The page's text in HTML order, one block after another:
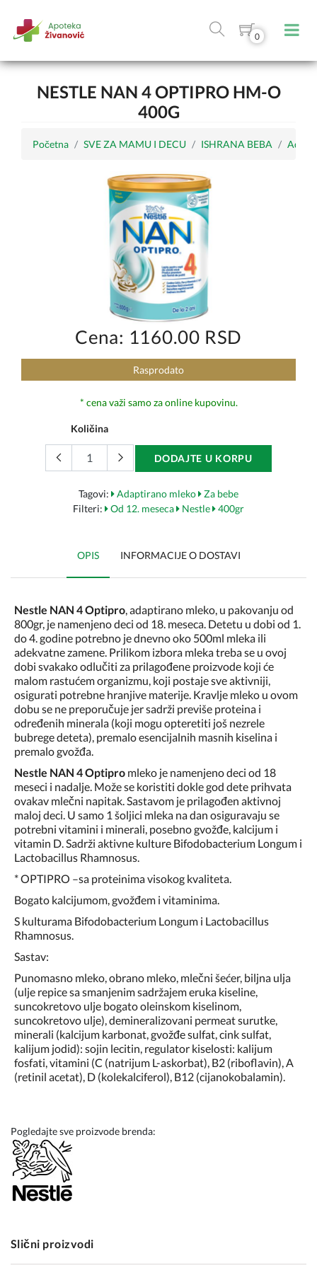
0
NESTLE NAN 4 OPTIPRO HM-O
400G
Početna SVE ZA MAMU I DECU ISHRANA BEBA
Cena: 1160.00 RSD
Rasprodato
* cena važi samo za online kupovinu.
Količina
DODAJTE U KORPU
Tagovi: Adaptirano mleko
Za bebe
Filteri:
Od 12. meseca Nestle 400gr
OPIS INFORMACIJE O DOSTAVI
Nestle NAN 4 Optipro, adaptirano mleko, u pakovanju od
800gr, je namenjeno deci od 18. meseca. Detetu u dobi od 1.
do 4. godine potrebno je dnevno oko 500ml mleka ili
adekvatne zamene. Prilikom izbora mleka treba se u ovoj
dobi svakako odlučiti za prilagođene proizvode koji će
malom rastućem organizmu, koji postaje sve aktivniji,
osigurati potrebne hranjive materije. Kravlje mleko u ovom
dobu se ne preporučuje jer sadrži previše proteina i
određenih minerala (koji mogu opteretiti još nezrele
bubrege deteta), premalo esencijalnih masnih kiselina i
premalo gvožđa.
Nestle NAN 4 Optipro mleko je namenjeno deci od 18
meseci i nadalje. Može se koristiti dokle god dete prihvata
ovakav mlečni napitak. Sastavom je prilagođen aktivnoj
maloj deci. U samo 1 šoljici mleka na dan osiguravaju se
potrebni vitamini i minerali, posebno gvožđe, kalcijum i
vitamin D. Sadrži aktivne kulture Bifodobacterium Longum i
Lactobacillus Rhamnosus.
* OPTIPRO –sa proteinima visokog kvaliteta.
Bogato kalcijumom, gvožđem i vitaminima.
S kulturama Bifodobacterium Longum i Lactobacillus
Rhamnosus.
Sastav:
Punomasno mleko, obrano mleko, mlečni šećer, biljna ulja
(ulje repice sa smanjenim sadržajem eruka kiseline,
suncokretovo ulje bogato oleinskom kiselinom,
suncokretovo ulje), demineralizovani permeat surutke,
minerali (kalcijum karbonat, gvožđe sulfat, cink sulfat,
kalijum jodid): sojin lecitin, regulator kiselosti: kalijum
fosfati, vitamini (C (natrijum L-askorbat), B2 (riboflavin), A
(retinil acetat), D (kolekalciferol), B12 (cijanokobalamin).
Pogledajte sve proizvode brenda:
Slični proizvodi